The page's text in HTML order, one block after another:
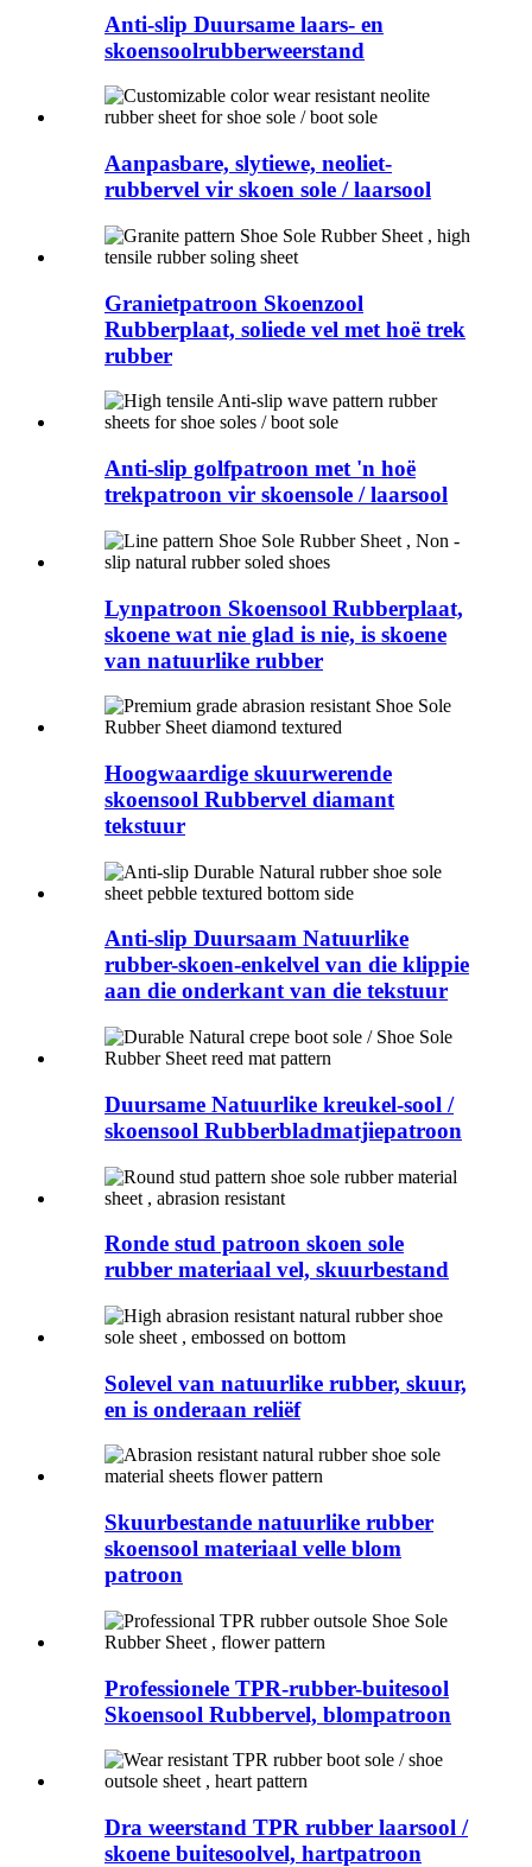
Anti-slip Duursame laars- en
skoensoolrubberweerstand
Aanpasbare, slytiewe, neoliet-
rubbervel vir skoen sole / laarsool
Granietpatroon Skoenzool
Rubberplaat, soliede vel met hoë trek
rubber
Anti-slip golfpatroon met 'n hoë
trekpatroon vir skoensole / laarsool
Lynpatroon Skoensool Rubberplaat,
skoene wat nie glad is nie, is skoene
van natuurlike rubber
Hoogwaardige skuurwerende
skoensool Rubbervel diamant
tekstuur
Anti-slip Duursaam Natuurlike
rubber-skoen-enkelvel van die klippie
aan die onderkant van die tekstuur
Duursame Natuurlike kreukel-sool /
skoensool Rubberbladmatjiepatroon
Ronde stud patroon skoen sole
rubber materiaal vel, skuurbestand
Solevel van natuurlike rubber, skuur,
en is onderaan reliëf
Skuurbestande natuurlike rubber
skoensool materiaal velle blom
patroon
Professionele TPR-rubber-buitesool
Skoensool Rubbervel, blompatroon
Dra weerstand TPR rubber laarsool /
skoene buitesoolvel, hartpatroon